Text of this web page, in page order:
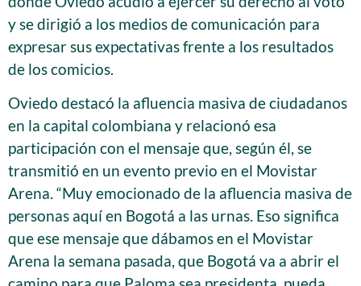
y se dirigió a los medios de comunicación para
expresar sus expectativas frente a los resultados
de los comicios.
Oviedo destacó la afluencia masiva de ciudadanos
en la capital colombiana y relacionó esa
participación con el mensaje que, según él, se
transmitió en un evento previo en el Movistar
Arena. “Muy emocionado de la afluencia masiva de
personas aquí en Bogotá a las urnas. Eso significa
que ese mensaje que dábamos en el Movistar
Arena la semana pasada, que Bogotá va a abrir el